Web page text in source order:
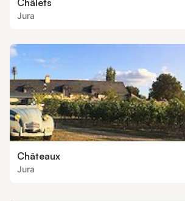
Châlets
Jura
Châteaux
Jura